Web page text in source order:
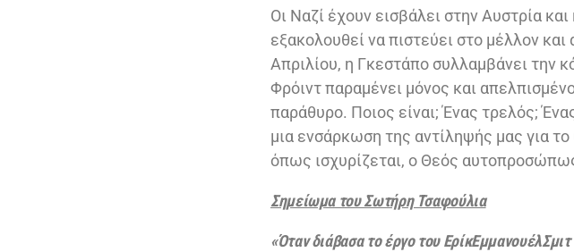
Οι Ναζί έχουν εισβάλει στην Αυστρία
εξακολουθεί να πιστεύει στο μέλλον
Απριλίου, η Γκεστάπο συλλαμβάνει την
Φρόιντ παραμένει μόνος και
παράθυρο. Ποιος είναι; Ένας τρελός;
μια ενσάρκωση της αντίληψής μας για
όπως ισχυρίζεται, ο Θεός
Σημείωμα του Σωτήρη Τσαφούλια
«Όταν διάβασα το έργο τουΕρίκEμμανουέλΣμιτ